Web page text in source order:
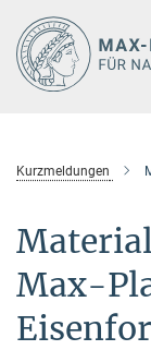
Hauptinhalt
Kurzmeldungen
Max-